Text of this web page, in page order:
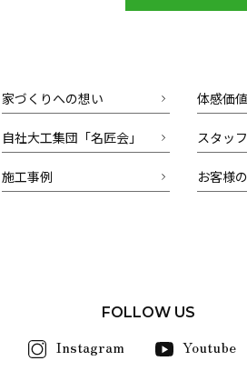
家づくりへの想い 体感価値
自社大工集団「名匠会」 スタッ
施工事例 お客様
FOLLOW US
Instagram Youtube